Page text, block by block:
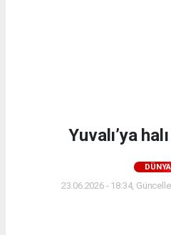
Yuvalı’ya
DÜNYA
23.06.2026 - 18:34,